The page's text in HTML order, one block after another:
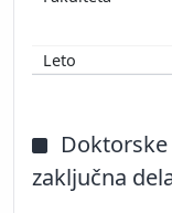
zaključna